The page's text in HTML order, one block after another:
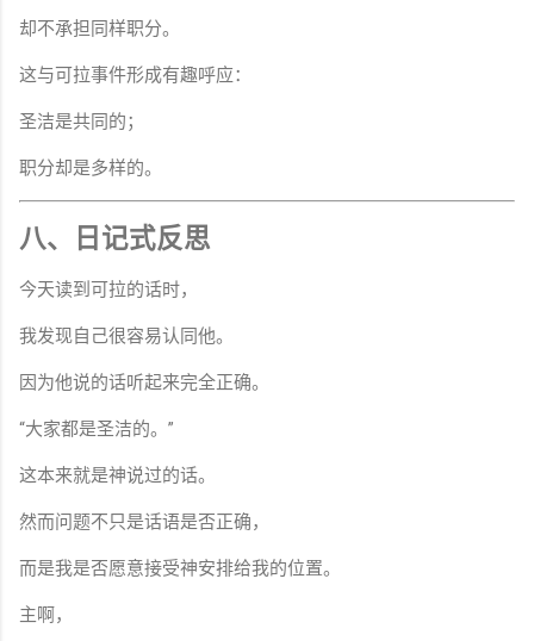
却不承担同样职分。
这与可拉事件形成有趣呼应：
圣洁是共同的；
职分却是多样的。
八、日记式反思
今天读到可拉的话时，
我发现自己很容易认同他。
因为他说的话听起来完全正确。
“大家都是圣洁的。”
这本来就是神说过的话。
然而问题不只是话语是否正确，
而是我是否愿意接受神安排给我的位置。
主啊，